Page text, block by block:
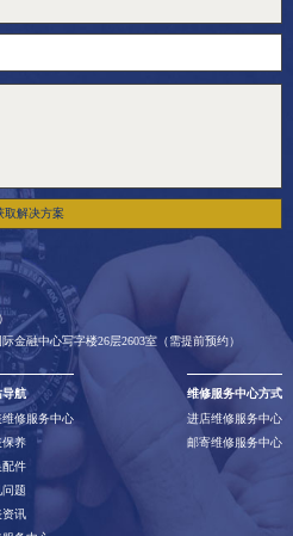
取解决方案
金融中心写字楼26层2603室（需提前预约）
导航
维修服务中心
保养
配件
题
资讯
维修服务中心方式
进店维修服务中心
邮寄维修服务中心